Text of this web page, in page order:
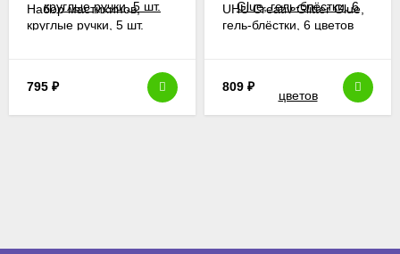
Набор мастихинов,
круглые ручки, 5 шт.
795 ₽
UHU Creativ Glitter Glue,
гель-блёстки, 6 цветов
809 ₽